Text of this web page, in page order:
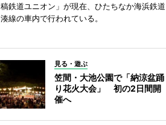
稿鉄道ユニオン」が現在、ひたちなか海浜鉄道
湊線の車内で行われている。
見る・遊ぶ
笠間・大池公園で「納涼盆踊
り花火大会」 初の2日間開
催へ